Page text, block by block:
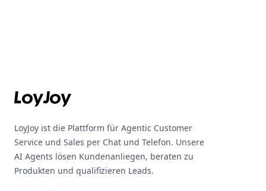
LoyJoy ist die Plattform für Agentic Customer
Service und Sales per Chat und Telefon. Unsere
AI Agents lösen Kundenanliegen, beraten zu
Produkten und qualifizieren Leads.